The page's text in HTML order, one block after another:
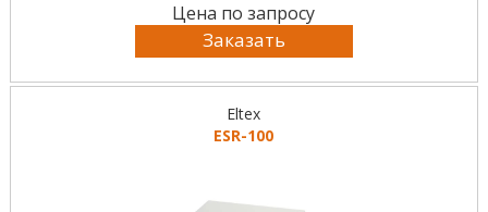
Цена по запросу
Заказать
Eltex
ESR-100